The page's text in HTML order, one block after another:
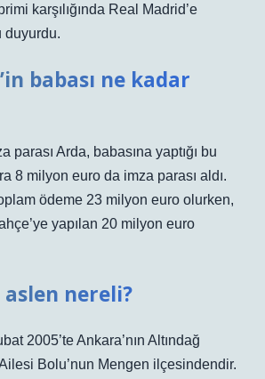
karşılığında Real Madrid’e
duyurdu.
babası ne kadar
parası Arda, babasına yaptığı bu
8 milyon euro da imza parası aldı.
ödeme 23 milyon euro olurken,
yapılan 20 milyon euro
nereli?
2005’te Ankara’nın Altındağ
Bolu’nun Mengen ilçesindendir.